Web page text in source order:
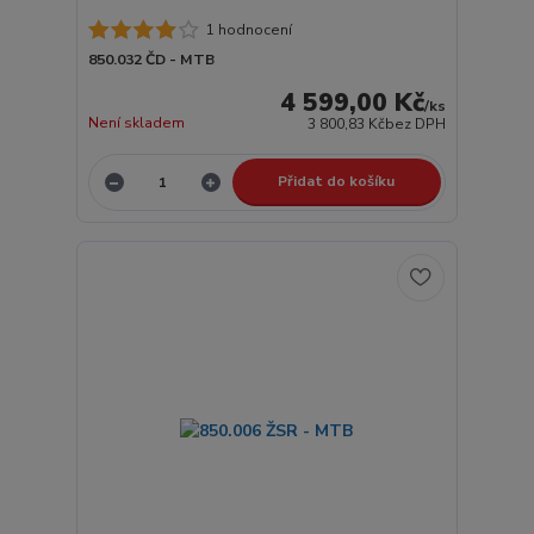
1 hodnocení
850.032 ČD - MTB
4 599,00 Kč/ks
3 800,83 Kčbez DPH
Není skladem
Přidat do košíku